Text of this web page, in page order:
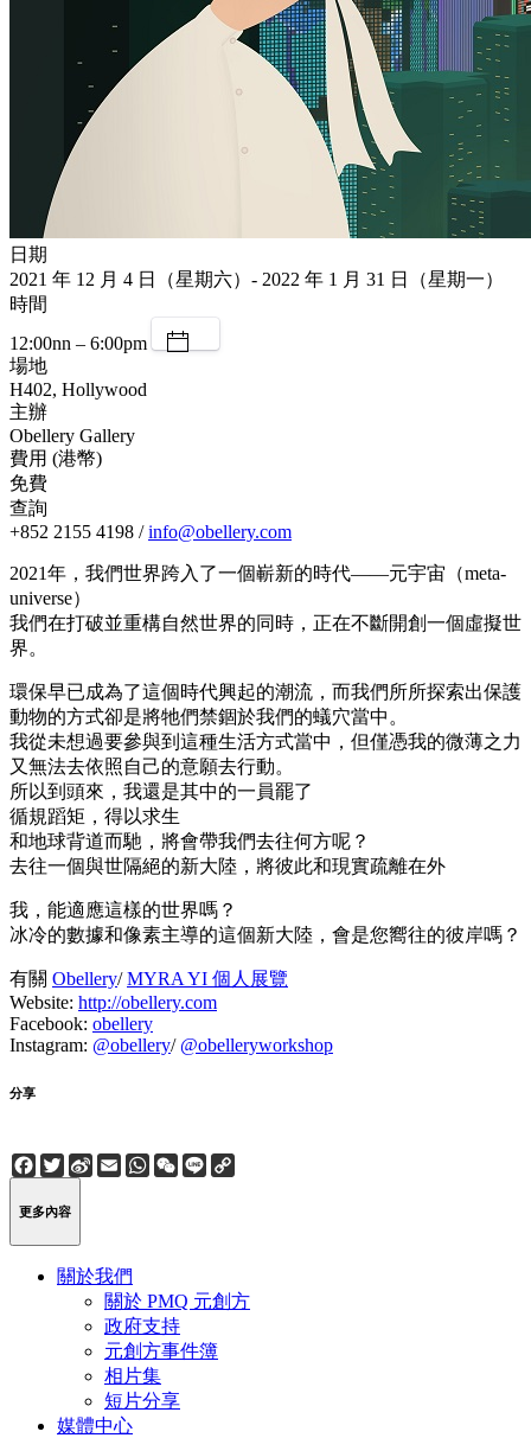
日期
2021 年 12 月 4 日（星期六）- 2022 年 1 月 31 日（星期一）
時間
12:00nn – 6:00pm
場地
H402, Hollywood
主辦
Obellery Gallery
費用 (港幣)
免費
查詢
+852 2155 4198 /info@obellery.com
2021年，我們世界跨入了一個嶄新的時代——元宇宙（meta-
universe）
我們在打破並重構自然世界的同時，正在不斷開創一個虛擬世
界。
環保早已成為了這個時代興起的潮流，而我們所所探索出保護
動物的方式卻是將牠們禁錮於我們的蟻穴當中。
我從未想過要參與到這種生活方式當中，但僅憑我的微薄之力
又無法去依照自己的意願去行動。
所以到頭來，我還是其中的一員罷了
循規蹈矩，得以求生
和地球背道而馳，將會帶我們去往何方呢？
去往一個與世隔絕的新大陸，將彼此和現實疏離在外
我，能適應這樣的世界嗎？
冰冷的數據和像素主導的這個新大陸，會是您嚮往的彼岸嗎？
有關 Obellery/MYRA YI 個人展覽
Website: http://obellery.com
Facebook: obellery
Instagram: @obellery/ @obelleryworkshop
分享
Facebook
Twitter
Sina
Weibo
EmailWhatsApp
WeChat
Line
更多內容
關於我們
關於 PMQ 元創方
政府支持
元創方事件簿
相片集
短片分享
媒體中心